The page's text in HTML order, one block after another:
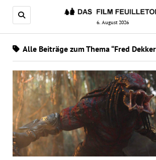
6. August 2026
Alle Beiträge zum Thema “Fred